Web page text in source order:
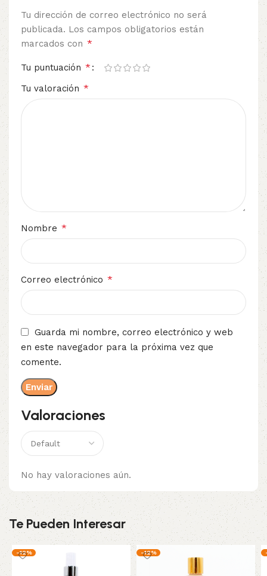
Valoraciones
No hay valoraciones aún.
Tu dirección de correo electrónico no será
publicada. Los campos obligatorios están
marcados con *
Tu puntuación *
Tu valoración *
Nombre *
Correo electrónico *
Guarda mi nombre, correo electrónico y web
en este navegador para la próxima vez que
comente.
Te Pueden Interesar
-12% -12%